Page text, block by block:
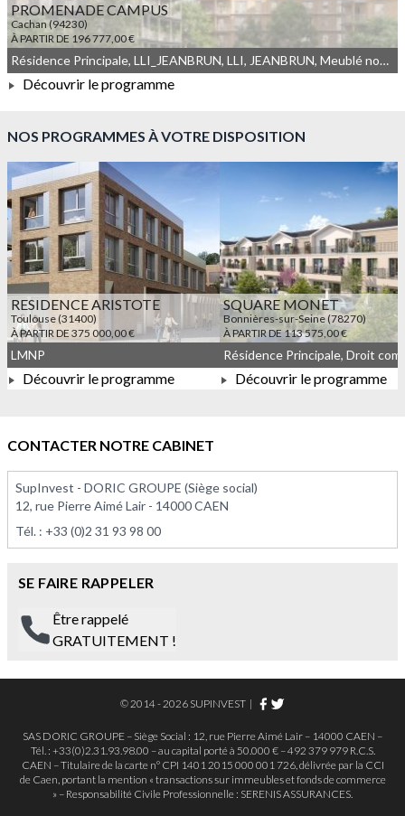
PROMENADE CAMPUS
Cachan (94230)
À PARTIR DE 196 777,00 €
À PARTIR DE 196 777,00 €
Résidence Principale, LLI_JEANBRUN, LLI, JEANBRUN, Meublé non géré, Droit commun
Découvrir le programme
NOS PROGRAMMES À VOTRE DISPOSITION
RESIDENCE ARISTOTE
Toulouse (31400)
À PARTIR DE 375 000,00 €
À PARTIR DE 375 000,00 €
LMNP
Découvrir le programme
SQUARE MONET
Bonnières-sur-Seine (78270)
À PARTIR DE 113 575,00 €
Découvrir le programme
CONTACTER NOTRE CABINET
SupInvest - DORIC GROUPE (Siège social)
12, rue Pierre Aimé Lair - 14000 CAEN
Tél. : +33 (0)2 31 93 98 00
SE FAIRE RAPPELER
Être rappelé
GRATUITEMENT !
© 2014 - 2026 SUPINVEST |
SAS DORIC GROUPE – Siège Social : 12, rue Pierre Aimé Lair – 14000 CAEN –
Tél. : +33(0)2.31.93.98.00 – au capital porté à 50.000 € – 492 379 979 R.C.S.
CAEN – Titulaire de la carte n° CPI 1401 2015 000 001 726, délivrée par la CCI
de Caen, portant la mention « transactions sur immeubles et fonds de commerce
» – Responsabilité Civile Professionnelle : SERENIS ASSURANCES.